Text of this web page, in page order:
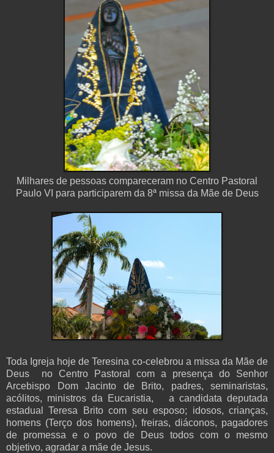
Milhares de pessoas compareceram no Centro Pastoral
Paulo VI para participarem da 8ª missa da Mãe de Deus
Toda Igreja hoje de Teresina co-celebrou a missa da Mãe de
Deus no Centro Pastoral com a presença do Senhor
Arcebispo Dom Jacinto de Brito, padres, seminaristas,
acólitos, ministros da Eucaristia, a candidata deputada
estadual Teresa Brito com seu esposo; idosos, crianças,
homens (Terço dos homens), freiras, diáconos, pagadores
de promessa e o povo de Deus todos com o mesmo
objetivo, agradar a mãe de Jesus.